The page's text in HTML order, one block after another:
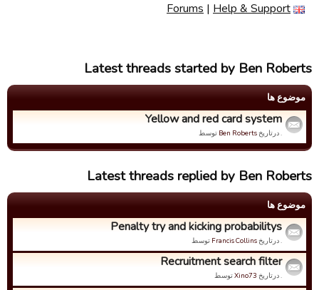
Forums | Help & Support
Latest threads started by Ben Roberts
موضوع ها
Yellow and red card system
. درتاریخBen Roberts توسط
Latest threads replied by Ben Roberts
موضوع ها
Penalty try and kicking probabilitys
. درتاریخFrancis Collins توسط
Recruitment search filter
. درتاریخ Xino73توسط